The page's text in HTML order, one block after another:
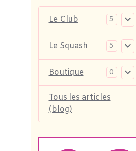
Le Club 5
Le Squash 5
Boutique 0
Tous les articles
(blog)